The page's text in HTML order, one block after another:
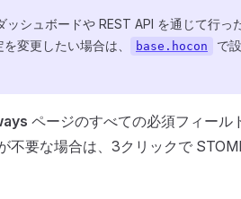
シュボードや REST API を通じて行っ
変更したい場合は、
base.hocon
で
ページのすべての必須フィール
不要な場合は、3クリックで